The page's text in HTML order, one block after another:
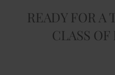
READY FOR A
CLASS